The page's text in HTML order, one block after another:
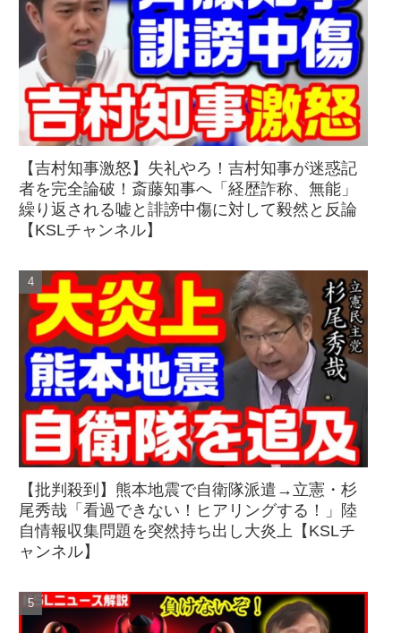
【吉村知事激怒】失礼やろ！吉村知事が迷惑記
者を完全論破！斎藤知事へ「経歴詐称、無能」
繰り返される嘘と誹謗中傷に対して毅然と反論
【KSLチャンネル】
【批判殺到】熊本地震で自衛隊派遣→立憲・杉
尾秀哉「看過できない！ヒアリングする！」陸
自情報収集問題を突然持ち出し大炎上【KSLチ
ャンネル】